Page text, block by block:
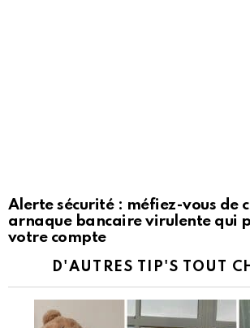
Alerte sécurité : méfiez-vous de
arnaque bancaire virulente qui
votre compte
D'AUTRES TIP'S TOUT